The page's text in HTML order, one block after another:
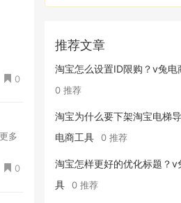
0
多
0
推荐文章
淘宝怎么设置ID限购？v兔电
0 推荐
淘宝为什么要下架淘宝电梯
电商工具
0 推荐
淘宝怎样更好的优化标题？v
具
0 推荐